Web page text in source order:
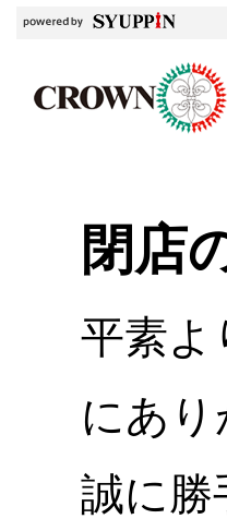
閉店
平素よ
にあ
誠に勝